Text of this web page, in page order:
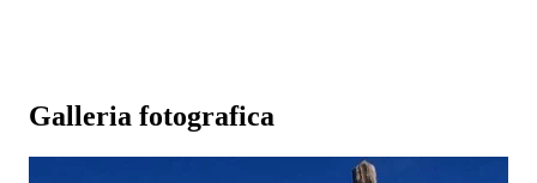
Galleria fotografica